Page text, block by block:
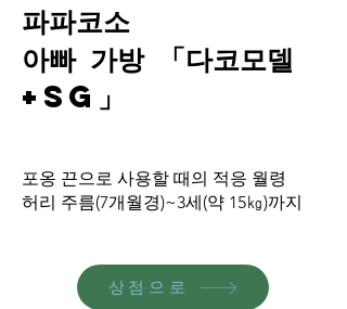
파파코소
아빠 가방 「다코모델
+SG」
포옹 끈으로 사용할 때의 적응 월령
허리 주름(7개월경)~3세(약 15㎏)까지
상점으로